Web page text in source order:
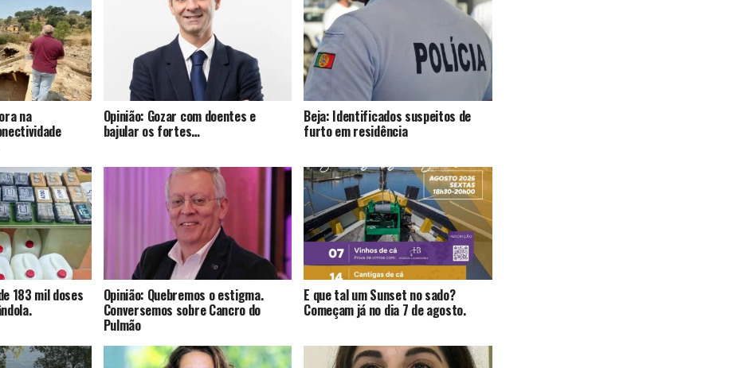
na Opinião: Gozar com doentes e
bajular os fortes…
Beja: Identificados suspeitos de
furto em residência
183 mil doses Opinião: Quebremos o estigma.
Conversemos sobre Cancro do
Pulmão
E que tal um Sunset no sado?
Começam já no dia 7 de agosto.